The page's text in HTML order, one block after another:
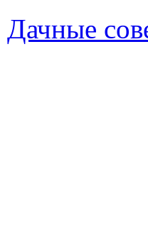
Дачные